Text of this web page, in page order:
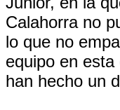
Calahorra no
lo que no
equipo en
han hecho un